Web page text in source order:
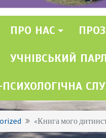
ПРО НАС
УЧНІВСЬКИЙ
«Книга мого